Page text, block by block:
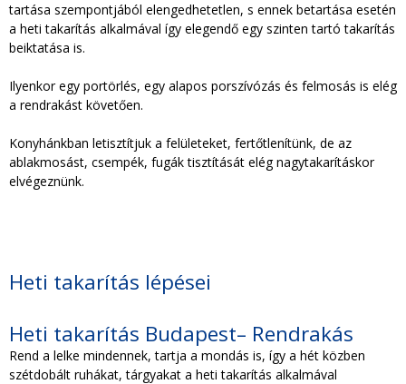
tartása szempontjából elengedhetetlen, s ennek betartása esetén
a heti takarítás alkalmával így elegendő egy szinten tartó takarítás
beiktatása is.
Ilyenkor egy portörlés, egy alapos porszívózás és felmosás is elég
a rendrakást követően.
Konyhánkban letisztítjuk a felületeket, fertőtlenítünk, de az
ablakmosást, csempék, fugák tisztítását elég nagytakarításkor
elvégeznünk.
Heti takarítás lépései
Heti takarítás Budapest– Rendrakás
Rend a lelke mindennek, tartja a mondás is, így a hét közben
szétdobált ruhákat, tárgyakat a heti takarítás alkalmával